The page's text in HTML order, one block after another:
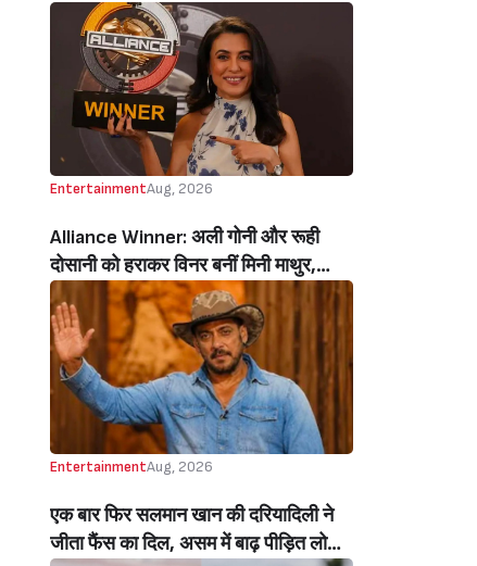
Got ‘Ghajini’ Because Of Pradeep
Rawat)
EntertainmentAug, 2026
Alliance Winner: अली गोनी और रूही
दोसानी को हराकर विनर बनीं मिनी माथुर,
इनाम में मिले 50 लाख रुपये और चमचमाती ही
ट्रॉफी (Mini Mathur Lifts Trophy
Beats Aly Goni And Ruhee Dosani)
EntertainmentAug, 2026
एक बार फिर सलमान खान की दरियादिली ने
जीता फैंस का दिल, असम में बाढ़ पीड़ित लोगों